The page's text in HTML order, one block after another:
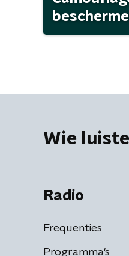
Wie
Radio
Frequenties
Programma's